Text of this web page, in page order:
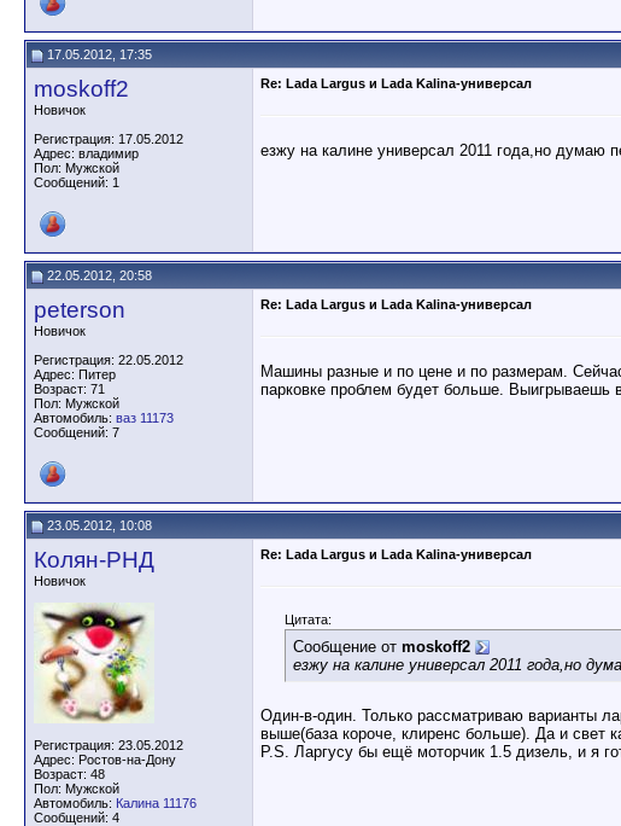
17.05.2012, 17:35
moskoff2
Новичок
Регистрация: 17.05.2012
Адрес: владимир
Пол: Мужской
Сообщений: 1
Re: Lada Largus и Lada Kalina-универсал
езжу на калине универсал 2011 года,но думаю
22.05.2012, 20:58
peterson
Новичок
Регистрация: 22.05.2012
Адрес: Питер
Возраст: 71
Пол: Мужской
Автомобиль: ваз 11173
Сообщений: 7
Re: Lada Largus и Lada Kalina-универсал
Машины разные и по цене и по размерам.
парковке проблем будет больше. Выигрываешь
23.05.2012, 10:08
Колян-РНД
Новичок
Регистрация: 23.05.2012
Адрес: Ростов-на-Дону
Возраст: 48
Пол: Мужской
Автомобиль: Калина 11176
Сообщений: 4
Re: Lada Largus и Lada Kalina-универсал
Цитата:
Сообщение от moskoff2
езжу на калине универсал 2011 года,но
Один-в-один. Только рассматриваю варианты
выше(база короче, клиренс больше). Да и свет
P.S. Ларгусу бы ещё моторчик 1.5 дизель, и я